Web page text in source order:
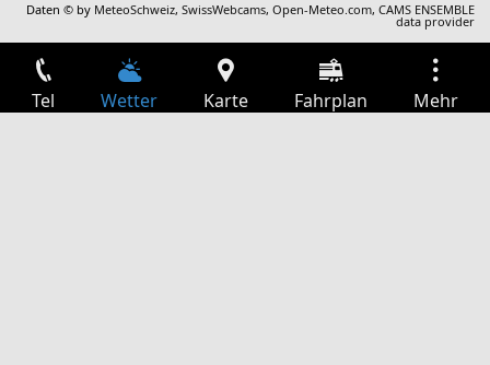
Daten © by MeteoSchweiz,SwissWebcams,Open-Meteo.com,CAMS ENSEMBLE
data provider
Tel Wetter Karte Fahrplan Mehr